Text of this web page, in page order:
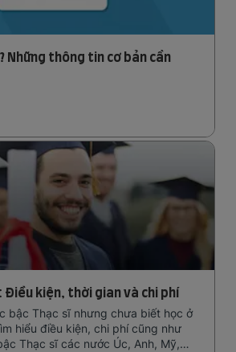
Những thông tin cơ bản cần
Điều kiện, thời gian và chi phí
bậc Thạc sĩ nhưng chưa biết học ở
hiểu điều kiện, chi phí cũng như
Thạc sĩ các nước Úc, Anh, Mỹ,